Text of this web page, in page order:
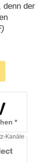
denn der
Kanäle